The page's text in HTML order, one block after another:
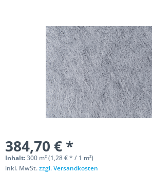
384,70 € *
Inhalt:300 m² (1,28 € * / 1 m²)
inkl. MwSt.zzgl. Versandkosten